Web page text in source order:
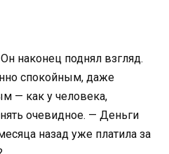
наконец поднял взгляд.
спокойным, даже
— как у человека,
очевидное. — Деньги
назад уже платила за